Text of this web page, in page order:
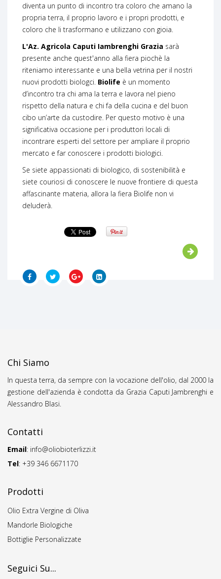
diventa un punto di incontro tra coloro che amano la
propria terra, il proprio lavoro e i propri prodotti, e
coloro che li trasformano e utilizzano con gioia.
L'Az. Agricola Caputi Iambrenghi Grazia sarà
presente anche quest'anno alla fiera piochè la
riteniamo interessante e una bella vetrina per il nostri
nuovi prodotti biologci. Biolife è un momento
d’incontro tra chi ama la terra e lavora nel pieno
rispetto della natura e chi fa della cucina e del buon
cibo un’arte da custodire. Per questo motivo è una
significativa occasione per i produttori locali di
incontrare esperti del settore per ampliare il proprio
mercato e far conoscere i prodotti biologici.
Se siete appassionati di biologico, di sostenibilità e
siete couriosi di conoscere le nuove frontiere di questa
affascinante materia, allora la fiera Biolife non vi
deluderà.
Chi Siamo
In questa terra, da sempre con la vocazione dell'olio, dal 2000 la
gestione dell'azienda è condotta da Grazia Caputi Jambrenghi e
Alessandro Blasi.
Contatti
Email: info@oliobioterlizzi.it
Tel: +39 346 6671170
Prodotti
Olio Extra Vergine di Oliva
Mandorle Biologiche
Bottiglie Personalizzate
Seguici Su...